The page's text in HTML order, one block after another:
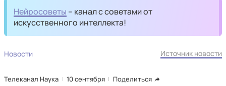
Нейросоветы – канал с советами от
искусственного интеллекта!
Новости Источник новости
Телеканал Наука 10 сентября Поделиться